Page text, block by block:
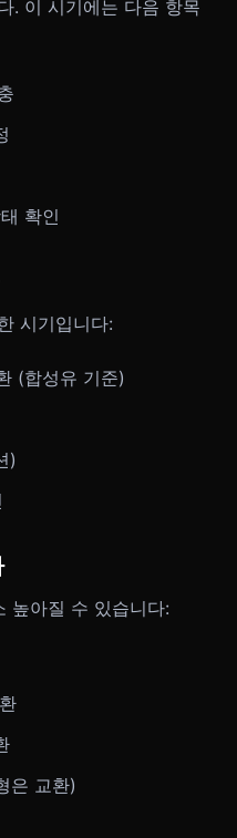
. 이 시기에는 다음 항목
확인
시기입니다:
(합성유 기준)
)
높아질 수 있습니다:
은 교환)